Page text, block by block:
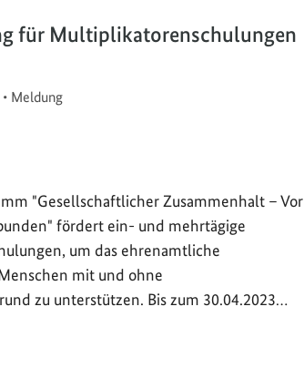
für Multiplikatorenschulungen
• Meldung
"Gesellschaftlicher Zusammenhalt – Vor
fördert ein- und mehrtägige
um das ehrenamtliche
mit und ohne
zu unterstützen. Bis zum 30.04.2023…